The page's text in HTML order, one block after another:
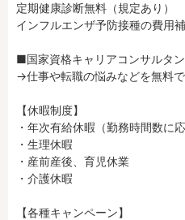
定期健康診断無料（規定あり）
インフルエンザ予防接種の費用
■国家資格キャリアコンサルタ
→仕事や転職の悩みなどを無料
【休暇制度】
・年次有給休暇（勤務時間数に
・生理休暇
・産前産後、育児休業
・介護休暇
【各種キャンペーン】